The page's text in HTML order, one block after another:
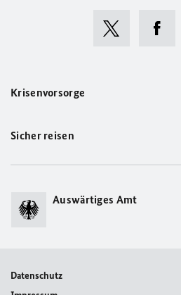
Krisenvorsorge
Sicher reisen
Auswärtiges Amt
Datenschutz